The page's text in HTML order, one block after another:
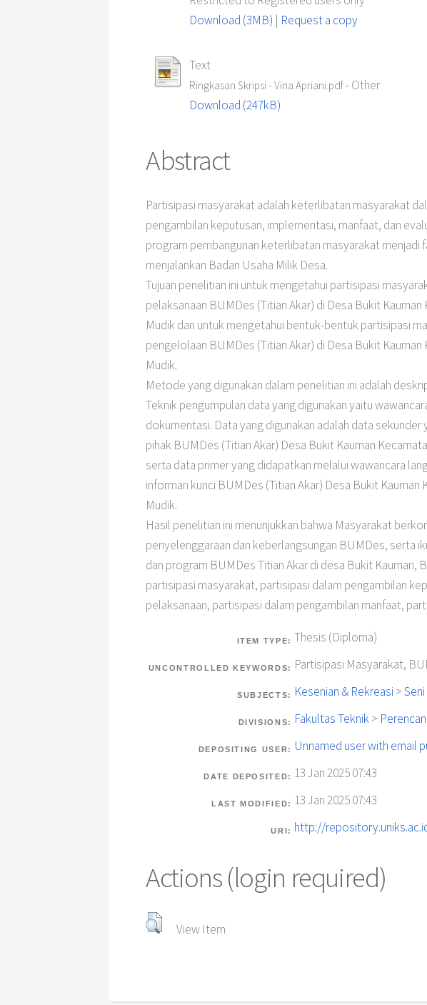
Download (3MB) | Request a copy
Text
Ringkasan Skripsi - Vina Apriani.pdf- Other
Download (247kB)
Abstract
Partisipasi masyarakat adalah keterlibatan masyarakat
pengambilan keputusan, implementasi, manfaat, dan
program pembangunan keterlibatan masyarakat menjadi
menjalankan Badan Usaha Milik Desa.
Tujuan penelitian ini untuk mengetahui partisipasi
pelaksanaan BUMDes (Titian Akar) di Desa Bukit Kauman
Mudik dan untuk mengetahui bentuk-bentuk partisipasi
pengelolaan BUMDes (Titian Akar) di Desa Bukit Kauman
Mudik.
Metode yang digunakan dalam penelitian ini adalah
Teknik pengumpulan data yang digunakan yaitu
dokumentasi. Data yang digunakan adalah data sekunder
pihak BUMDes (Titian Akar) Desa Bukit Kauman
serta data primer yang didapatkan melalui wawancara
informan kunci BUMDes (Titian Akar) Desa Bukit Kauman
Mudik.
Hasil penelitian ini menunjukkan bahwa Masyarakat
penyelenggaraan dan keberlangsungan BUMDes, serta
dan program BUMDes Titian Akar di desa Bukit Kauman,
partisipasi masyarakat, partisipasi dalam pengambilan
pelaksanaan, partisipasi dalam pengambilan manfaat,
ITEM TYPE: Thesis (Diploma)
UNCONTROLLED KEYWORDS: Partisipasi Masyarakat,
SUBJECTS: Kesenian & Rekreasi >
DIVISIONS: Fakultas Teknik>
DEPOSITING USER: Unnamed user with email
DATE DEPOSITED: 13 Jan 2025 07:43
LAST MODIFIED: 13 Jan 2025 07:43
URI: http://
Actions (login required)
View Item